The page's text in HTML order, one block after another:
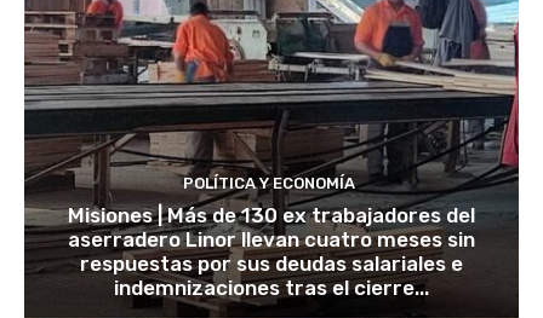
POLÍTICA Y ECONOMÍA
Misiones | Más de 130 ex trabajadores del
aserradero Linor llevan cuatro meses sin
respuestas por sus deudas salariales e
indemnizaciones tras el cierre...